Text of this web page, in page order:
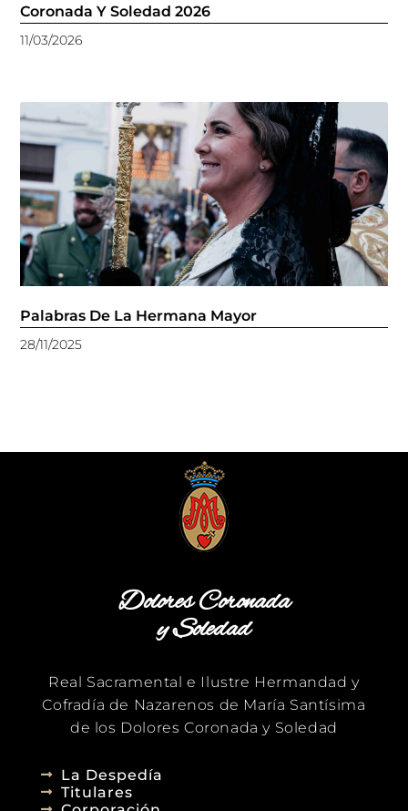
Coronada Y Soledad 2026
11/03/2026
Palabras De La Hermana Mayor
28/11/2025
Dolores Coronada
y Soledad
Real Sacramental e Ilustre Hermandad y
Cofradía de Nazarenos de María Santísima
de los Dolores Coronada y Soledad
La Despedía
Titulares